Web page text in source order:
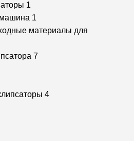
1
1
материалы для
7
4